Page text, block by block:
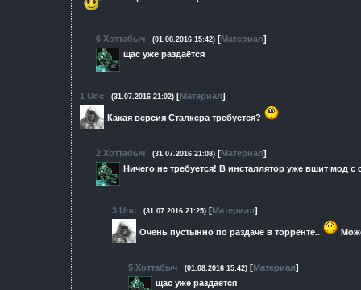
6 Хоттабыч (01.08.2016 15:42) [Материал]
щас уже раздаётся
1 Unc (31.07.2016 21:02) [Материал]
Какая версия Сталкера требуется?
2 Хоттабыч (31.07.2016 21:08) [Материал]
Ничего не требуется! В инсталлятор уже вшит мод с
3 Unc (31.07.2016 21:25) [Материал]
Очень пустынно по раздаче в торренте..
5 Хоттабыч (01.08.2016 15:42) [Материал]
щас уже раздаётся